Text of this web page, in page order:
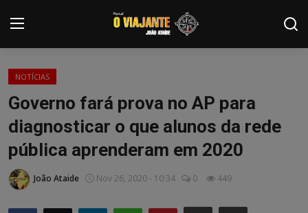
Login
Contato
ARTIGOS
NOTÍCIAS
NOTÍCIAS
Governo fará prova no AP para
diagnosticar o que alunos da rede
pública aprenderam em 2020
João Ataide Nov 26, 2020 - 10:34 0 449